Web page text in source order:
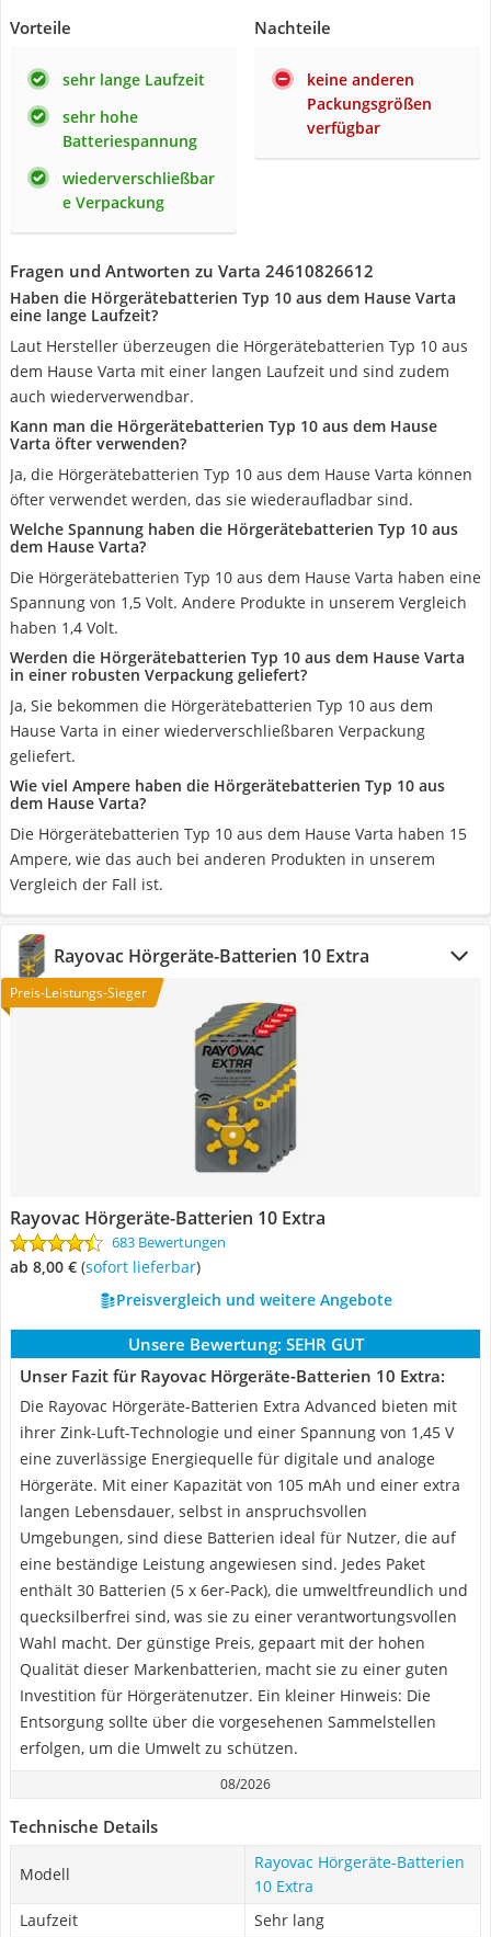
Vorteile
sehr lange Laufzeit
sehr hohe
Batteriespannung
wiederverschließbar
e Verpackung
Nachteile
keine anderen
Packungsgrößen
verfügbar
Fragen und Antworten zu Varta 24610826612
Haben die Hörgerätebatterien Typ 10 aus dem Hause Varta
eine lange Laufzeit?
Laut Hersteller überzeugen die Hörgerätebatterien Typ 10 aus
dem Hause Varta mit einer langen Laufzeit und sind zudem
auch wiederverwendbar.
Kann man die Hörgerätebatterien Typ 10 aus dem Hause
Varta öfter verwenden?
Ja, die Hörgerätebatterien Typ 10 aus dem Hause Varta können
öfter verwendet werden, das sie wiederaufladbar sind.
Welche Spannung haben die Hörgerätebatterien Typ 10 aus
dem Hause Varta?
Die Hörgerätebatterien Typ 10 aus dem Hause Varta haben eine
Spannung von 1,5 Volt. Andere Produkte in unserem Vergleich
haben 1,4 Volt.
Werden die Hörgerätebatterien Typ 10 aus dem Hause Varta
in einer robusten Verpackung geliefert?
Ja, Sie bekommen die Hörgerätebatterien Typ 10 aus dem
Hause Varta in einer wiederverschließbaren Verpackung
geliefert.
Wie viel Ampere haben die Hörgerätebatterien Typ 10 aus
dem Hause Varta?
Die Hörgerätebatterien Typ 10 aus dem Hause Varta haben 15
Ampere, wie das auch bei anderen Produkten in unserem
Vergleich der Fall ist.
Rayovac Hörgeräte-Batterien 10 Extra
Preis-Leistungs-Sieger
Rayovac Hörgeräte-Batterien 10 Extra
683 Bewertungen
ab 8,00 € ( Sofort lieferbar)
Preisvergleich und weitere Angebote
Unsere Bewertung: SEHR GUT
Unser Fazit für Rayovac Hörgeräte-Batterien 10 Extra:
Die Rayovac Hörgeräte-Batterien Extra Advanced bieten mit
ihrer Zink-Luft-Technologie und einer Spannung von 1,45 V
eine zuverlässige Energiequelle für digitale und analoge
Hörgeräte. Mit einer Kapazität von 105 mAh und einer extra
langen Lebensdauer, selbst in anspruchsvollen
Umgebungen, sind diese Batterien ideal für Nutzer, die auf
eine beständige Leistung angewiesen sind. Jedes Paket
enthält 30 Batterien (5 x 6er-Pack), die umweltfreundlich und
quecksilberfrei sind, was sie zu einer verantwortungsvollen
Wahl macht. Der günstige Preis, gepaart mit der hohen
Qualität dieser Markenbatterien, macht sie zu einer guten
Investition für Hörgerätenutzer. Ein kleiner Hinweis: Die
Entsorgung sollte über die vorgesehenen Sammelstellen
erfolgen, um die Umwelt zu schützen.
08/2026
Technische Details
Modell
Rayovac Hörgeräte-Batterien
10 Extra
Laufzeit
Sehr lang